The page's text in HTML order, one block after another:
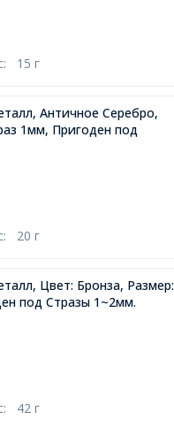
15 г
Античное Серебро,
1мм, Пригоден под
20 г
Цвет: Бронза, Размер:
под Стразы 1~2мм.
42 г